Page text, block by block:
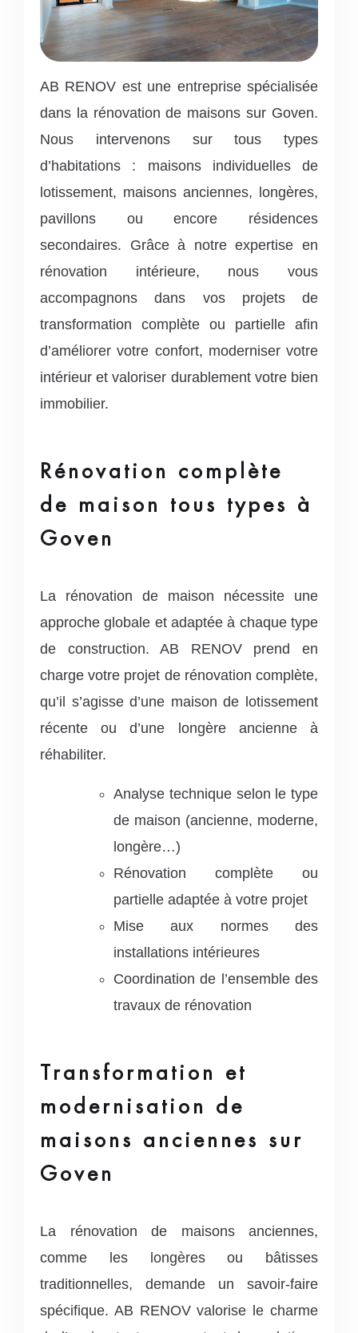
AB RENOV est une entreprise spécialisée
dans la rénovation de maisons sur Goven.
Nous intervenons sur tous types
d’habitations : maisons individuelles de
lotissement, maisons anciennes, longères,
pavillons ou encore résidences
secondaires. Grâce à notre expertise en
rénovation intérieure, nous vous
accompagnons dans vos projets de
transformation complète ou partielle afin
d’améliorer votre confort, moderniser votre
intérieur et valoriser durablement votre bien
immobilier.
Rénovation complète
de maison tous types à
Goven
La rénovation de maison nécessite une
approche globale et adaptée à chaque type
de construction. AB RENOV prend en
charge votre projet de rénovation complète,
qu’il s’agisse d’une maison de lotissement
récente ou d’une longère ancienne à
réhabiliter.
Analyse technique selon le type
de maison (ancienne, moderne,
longère…)
Rénovation complète ou
partielle adaptée à votre projet
Mise aux normes des
installations intérieures
Coordination de l’ensemble des
travaux de rénovation
Transformation et
modernisation de
maisons anciennes sur
Goven
La rénovation de maisons anciennes,
comme les longères ou bâtisses
traditionnelles, demande un savoir-faire
spécifique. AB RENOV valorise le charme